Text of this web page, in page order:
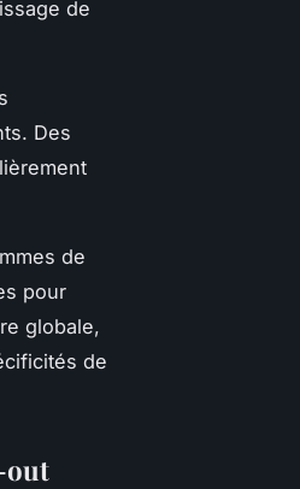
de
Des
de
pour
globale,
de
out